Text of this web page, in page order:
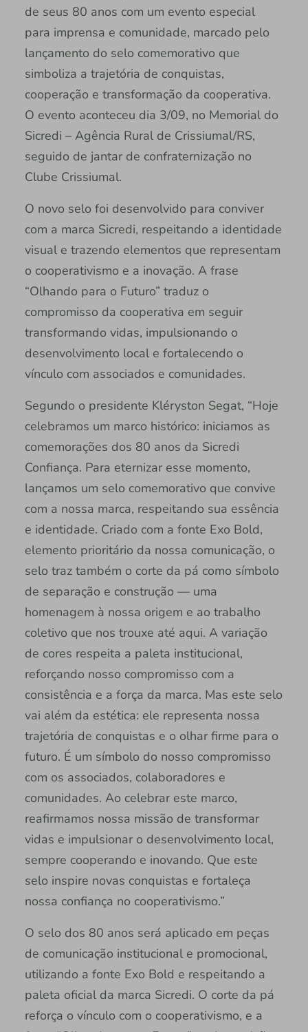
de seus 80 anos com um evento especial
para imprensa e comunidade, marcado pelo
lançamento do selo comemorativo que
simboliza a trajetória de conquistas,
cooperação e transformação da cooperativa.
O evento aconteceu dia 3/09, no Memorial do
Sicredi – Agência Rural de Crissiumal/RS,
seguido de jantar de confraternização no
Clube Crissiumal.
O novo selo foi desenvolvido para conviver
com a marca Sicredi, respeitando a identidade
visual e trazendo elementos que representam
o cooperativismo e a inovação. A frase
“Olhando para o Futuro” traduz o
compromisso da cooperativa em seguir
transformando vidas, impulsionando o
desenvolvimento local e fortalecendo o
vínculo com associados e comunidades.
Segundo o presidente Kléryston Segat, “Hoje
celebramos um marco histórico: iniciamos as
comemorações dos 80 anos da Sicredi
Confiança. Para eternizar esse momento,
lançamos um selo comemorativo que convive
com a nossa marca, respeitando sua essência
e identidade. Criado com a fonte Exo Bold,
elemento prioritário da nossa comunicação, o
selo traz também o corte da pá como símbolo
de separação e construção — uma
homenagem à nossa origem e ao trabalho
coletivo que nos trouxe até aqui. A variação
de cores respeita a paleta institucional,
reforçando nosso compromisso com a
consistência e a força da marca. Mas este selo
vai além da estética: ele representa nossa
trajetória de conquistas e o olhar firme para o
futuro. É um símbolo do nosso compromisso
com os associados, colaboradores e
comunidades. Ao celebrar este marco,
reafirmamos nossa missão de transformar
vidas e impulsionar o desenvolvimento local,
sempre cooperando e inovando. Que este
selo inspire novas conquistas e fortaleça
nossa confiança no cooperativismo.”
O selo dos 80 anos será aplicado em peças
de comunicação institucional e promocional,
utilizando a fonte Exo Bold e respeitando a
paleta oficial da marca Sicredi. O corte da pá
reforça o vínculo com o cooperativismo, e a